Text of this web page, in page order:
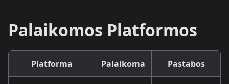
Palaikomos Platformos
Platforma Palaikoma Pastabos